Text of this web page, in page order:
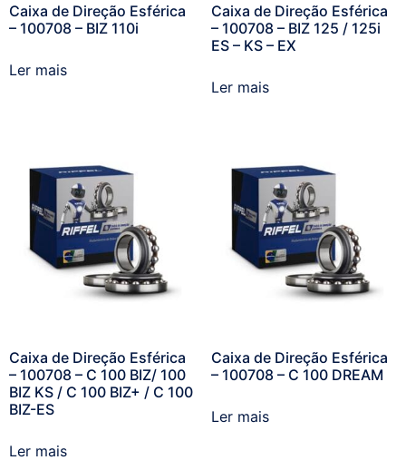
Caixa de Direção Esférica
– 100708 – BIZ 110i
Ler mais
Caixa de Direção Esférica
– 100708 – BIZ 125 / 125i
ES – KS – EX
Ler mais
Caixa de Direção Esférica
– 100708 – C 100 BIZ/ 100
BIZ KS / C 100 BIZ+ / C 100
BIZ-ES
Ler mais
Caixa de Direção Esférica
– 100708 – C 100 DREAM
Ler mais